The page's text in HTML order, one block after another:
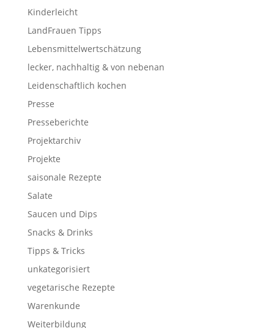
Kinderleicht
LandFrauen Tipps
Lebensmittelwertschätzung
lecker, nachhaltig & von nebenan
Leidenschaftlich kochen
Presse
Presseberichte
Projektarchiv
Projekte
saisonale Rezepte
Salate
Saucen und Dips
Snacks & Drinks
Tipps & Tricks
unkategorisiert
vegetarische Rezepte
Warenkunde
Weiterbildung